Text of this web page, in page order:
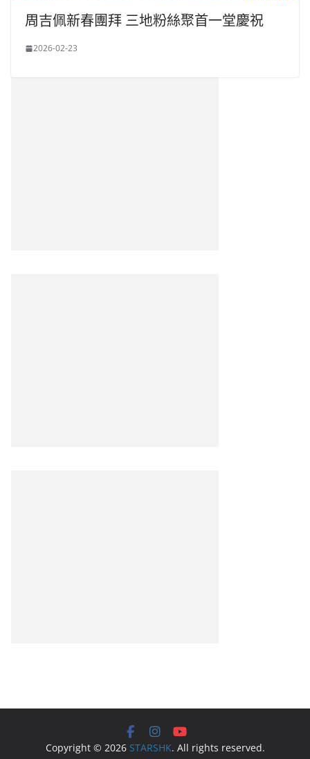
周吉佩新春團拜 三地粉絲聚首一堂慶祝
2026-02-23
Copyright © 2026 STARSHK. All rights reserved.